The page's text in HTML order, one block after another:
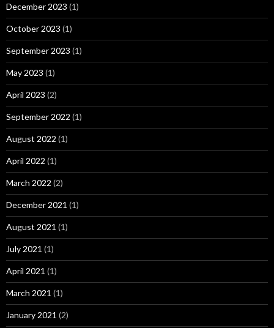
December 2023 (1)
October 2023 (1)
September 2023 (1)
May 2023 (1)
April 2023 (2)
September 2022 (1)
August 2022 (1)
April 2022 (1)
March 2022 (2)
December 2021 (1)
August 2021 (1)
July 2021 (1)
April 2021 (1)
March 2021 (1)
January 2021 (2)